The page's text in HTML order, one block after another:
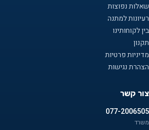
שאלות נפוצות
רעיונות למתנה
בין לקוחותינו
תקנון
מדיניות פרטיות
הצהרת נגישות
צור קשר
077-2006505
משרד